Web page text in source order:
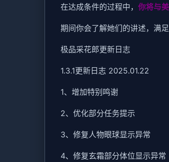
在达成条件的过程中， 你将与
期间你会了解她们的讲述，满
极品采花郎更新日志
1.3.1更新日志 2025.01.22
1、增加特别鸣谢
2、优化部分任务提示
3、修复人物眼球显示异常
4、修复玄霜部分体位显示异常